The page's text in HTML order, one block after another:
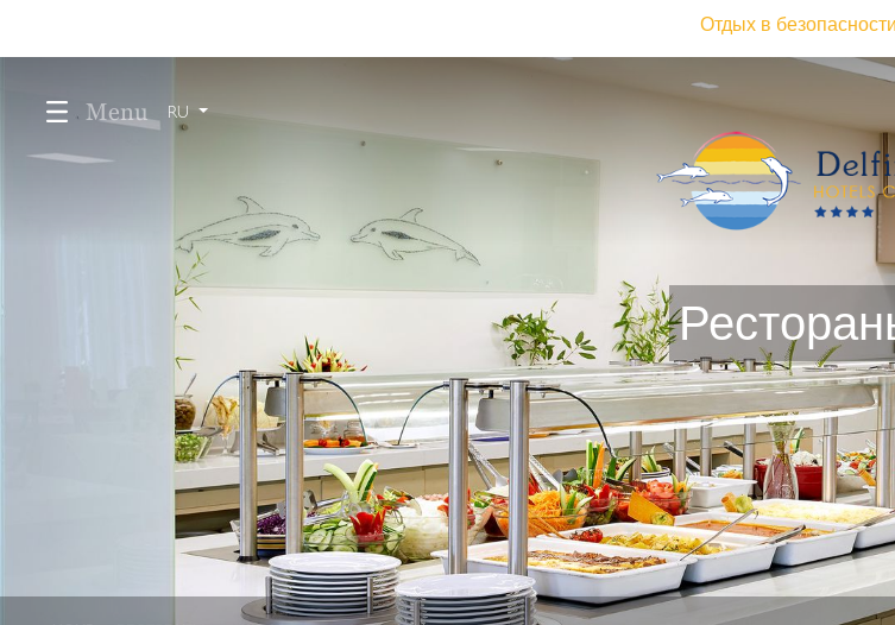
Отдых в безопасности
Menu RU